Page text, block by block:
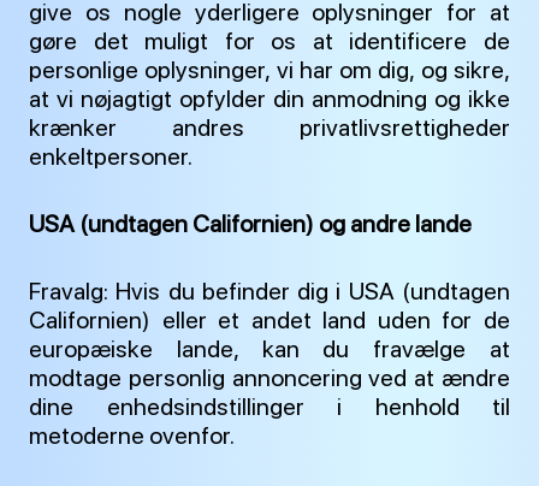
give os nogle yderligere oplysninger for at
gøre det muligt for os at identificere de
personlige oplysninger, vi har om dig, og sikre,
at vi nøjagtigt opfylder din anmodning og ikke
krænker andres privatlivsrettigheder
enkeltpersoner.
USA (undtagen Californien) og andre lande
Fravalg: Hvis du befinder dig i USA (undtagen
Californien) eller et andet land uden for de
europæiske lande, kan du fravælge at
modtage personlig annoncering ved at ændre
dine enhedsindstillinger i henhold til
metoderne ovenfor.